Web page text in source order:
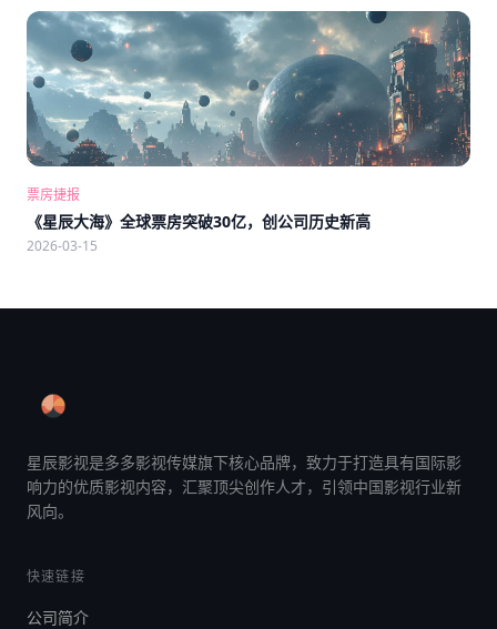
票房捷报
《星辰大海》全球票房突破30亿，创公司历史新高
2026-03-15
星辰影视是多多影视传媒旗下核心品牌，致力于打造具有国际影
响力的优质影视内容，汇聚顶尖创作人才，引领中国影视行业新
风向。
快速链接
公司简介